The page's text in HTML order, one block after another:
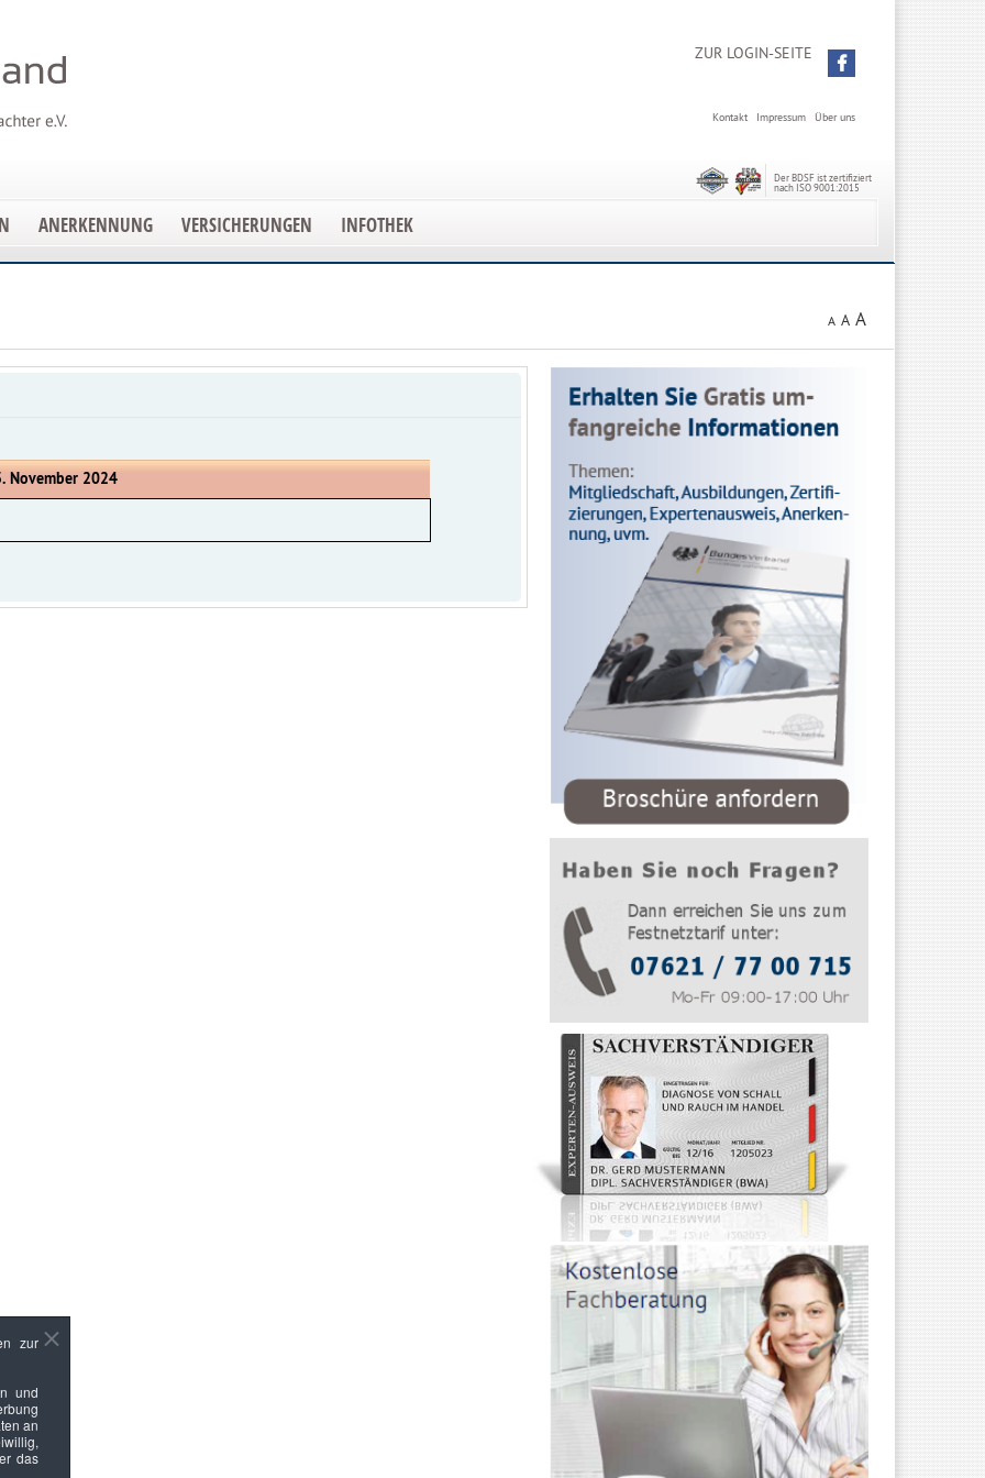
ZUR LOGIN-SEITE
Über uns
Impressum
Kontakt
Der BDSF ist zertifiziert
nach ISO 9001:2015
ANERKENNUNG VERSICHERUNGEN INFOTHEK
A A A
November 2024
zur
und
an
das